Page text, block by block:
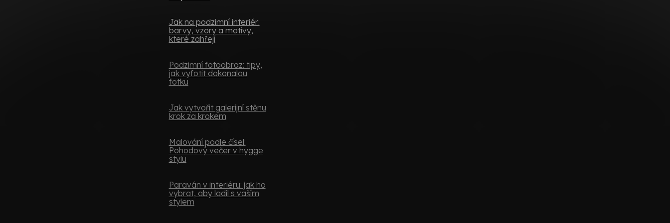
Jak na podzimní interiér:
barvy, vzory a motivy,
které zahřejí
Podzimní fotoobraz: tipy,
jak vyfotit dokonalou
fotku
Jak vytvořit galerijní stěnu
krok za krokem
Malování podle čísel:
Pohodový večer v hygge
stylu
Paraván v interiéru: jak ho
vybrat, aby ladil s vaším
stylem